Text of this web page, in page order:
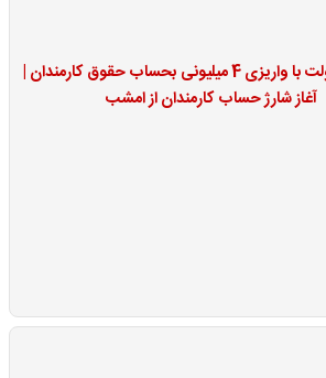
غافلگیری دولت با واریزی 4 میلیونی بحساب حقوق کارمندان |
آغاز شارژ حساب کارمندان از امشب